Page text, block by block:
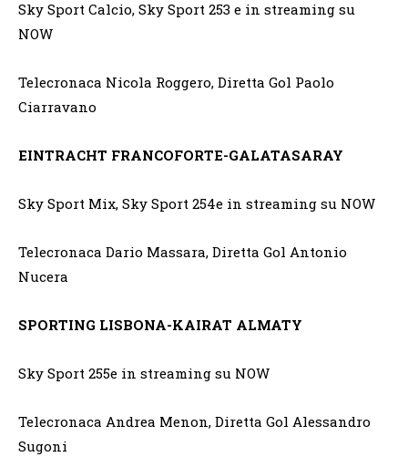
Sky Sport Calcio, Sky Sport 253 e in streaming su
NOW
Telecronaca Nicola Roggero, Diretta Gol Paolo
Ciarravano
EINTRACHT FRANCOFORTE-GALATASARAY
Sky Sport Mix, Sky Sport 254e in streaming su NOW
Telecronaca Dario Massara, Diretta Gol Antonio
Nucera
SPORTING LISBONA-KAIRAT ALMATY
Sky Sport 255e in streaming su NOW
Telecronaca Andrea Menon, Diretta Gol Alessandro
Sugoni